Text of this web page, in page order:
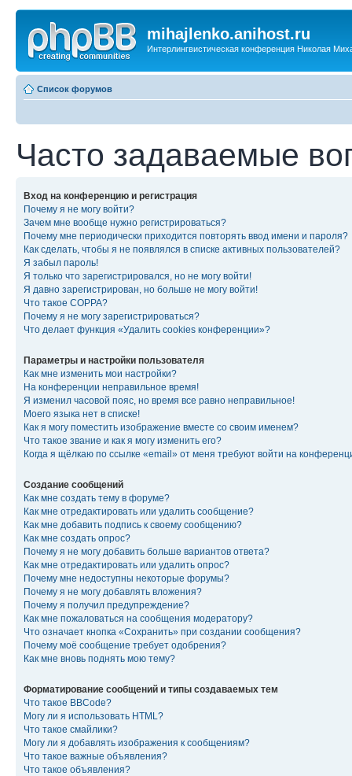
mihajlenko.anihost.ru
Интерлингвистическая конференция Николая
Список форумов
Часто задаваемые
Вход на конференцию и регистрация
Почему я не могу войти?
Зачем мне вообще нужно регистрироваться?
Почему мне периодически приходится повторять ввод имени и пароля?
Как сделать, чтобы я не появлялся в списке активных пользователей?
Я забыл пароль!
Я только что зарегистрировался, но не могу войти!
Я давно зарегистрирован, но больше не могу войти!
Что такое COPPA?
Почему я не могу зарегистрироваться?
Что делает функция «Удалить cookies конференции»?
Параметры и настройки пользователя
Как мне изменить мои настройки?
На конференции неправильное время!
Я изменил часовой пояс, но время все равно неправильное!
Моего языка нет в списке!
Как я могу поместить изображение вместе со своим именем?
Что такое звание и как я могу изменить его?
Когда я щёлкаю по ссылке «email» от меня требуют войти на
Создание сообщений
Как мне создать тему в форуме?
Как мне отредактировать или удалить сообщение?
Как мне добавить подпись к своему сообщению?
Как мне создать опрос?
Почему я не могу добавить больше вариантов ответа?
Как мне отредактировать или удалить опрос?
Почему мне недоступны некоторые форумы?
Почему я не могу добавлять вложения?
Почему я получил предупреждение?
Как мне пожаловаться на сообщения модератору?
Что означает кнопка «Сохранить» при создании сообщения?
Почему моё сообщение требует одобрения?
Как мне вновь поднять мою тему?
Форматирование сообщений и типы создаваемых тем
Что такое BBCode?
Могу ли я использовать HTML?
Что такое смайлики?
Могу ли я добавлять изображения к сообщениям?
Что такое важные объявления?
Что такое объявления?